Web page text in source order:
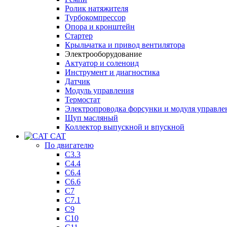
Ролик натяжителя
Турбокомпрессор
Опора и кронштейн
Стартер
Крыльчатка и привод вентилятора
Электрооборудование
Актуатор и соленоид
Инструмент и диагностика
Датчик
Модуль управления
Термостат
Электропроводка форсунки и модуля
Щуп масляный
Коллектор выпускной и впускной
CAT
По двигателю
C3.3
C4.4
C6.4
C6.6
C7
C7.1
C9
C10